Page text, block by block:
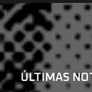
ÚLTIMAS